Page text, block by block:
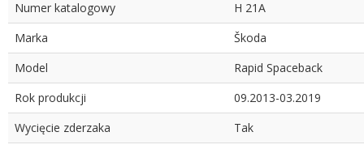
Numer katalogowy
H 21A
Marka
Škoda
Model
Rapid Spaceback
Rok produkcji
09.2013-03.2019
Wycięcie zderzaka
Tak